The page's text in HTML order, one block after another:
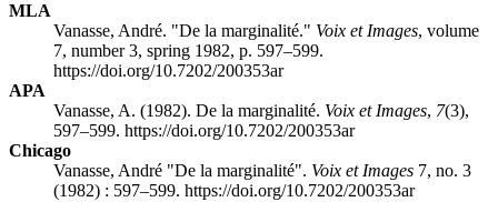
MLA
Vanasse, André. "De la marginalité." Voix et Images, volume
7, number 3, spring 1982, p. 597–599.
https://doi.org/10.7202/200353ar
APA
Vanasse, A. (1982). De la marginalité. Voix et Images, 7(3),
597–599. https://doi.org/10.7202/200353ar
Chicago
Vanasse, André "De la marginalité". Voix et Images 7, no. 3
(1982) : 597–599. https://doi.org/10.7202/200353ar